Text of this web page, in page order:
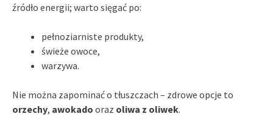
źródło energii; warto sięgać po:
pełnoziarniste produkty,
świeże owoce,
warzywa.
Nie można zapominać o tłuszczach – zdrowe opcje to
orzechy, awokado oraz oliwa z oliwek.